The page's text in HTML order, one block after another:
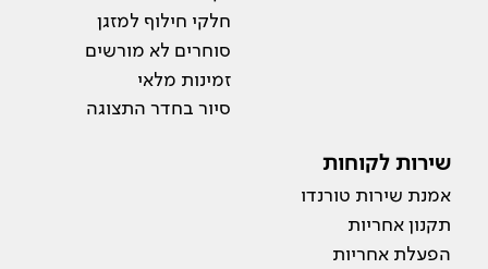
חלקי חילוף למזגן
סוחרים לא מורשים
זמינות מלאי
סיור בחדר התצוגה
שירות לקוחות
אמנת שירות טורנדו
תקנון אחריות
הפעלת אחריות